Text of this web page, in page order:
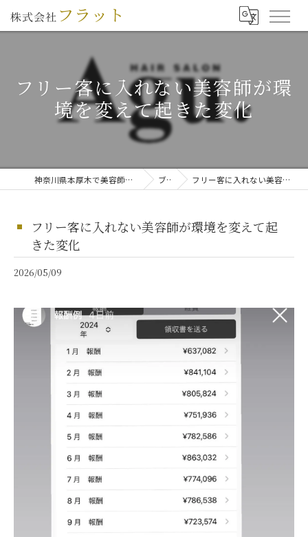
フリー客に入れない美容師が環
境を変えて起きた変化
神奈川県本厚木で美容師の求人なら株式会社フラット ブログ フリー客に入れない美容師が環境を変えて起きた変化
フリー客に入れない美容師が環境を変えて起
きた変化
2026/05/09